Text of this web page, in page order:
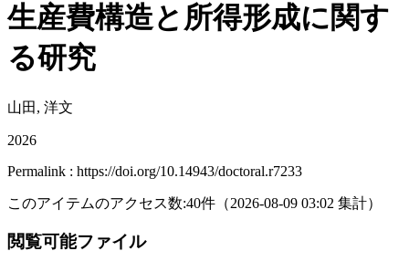
生産費構造と所得形成に関す
る研究
山田, 洋文
2026
Permalink : https://doi.org/10.14943/doctoral.r7233
このアイテムのアクセス数:40件 （2026-08-09 03:02 集計）
閲覧可能ファイル